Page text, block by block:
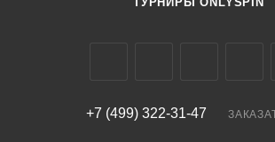
+7 (499) 322-31-47